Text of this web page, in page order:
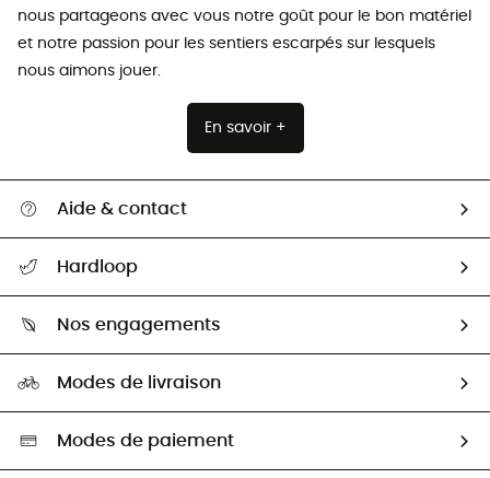
nous partageons avec vous notre goût pour le bon matériel
et notre passion pour les sentiers escarpés sur lesquels
nous aimons jouer.
En savoir +
Aide & contact
Guide des tailles
Seconde Main
Aide & Contact
Hardloop
HardGuides
Nos engagements
Sélection éco-responsable
Modes de livraison
Modes de paiement